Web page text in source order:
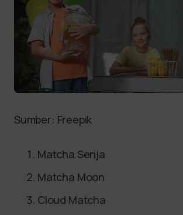
Sumber: Freepik
Matcha Senja
Matcha Moon
Cloud Matcha